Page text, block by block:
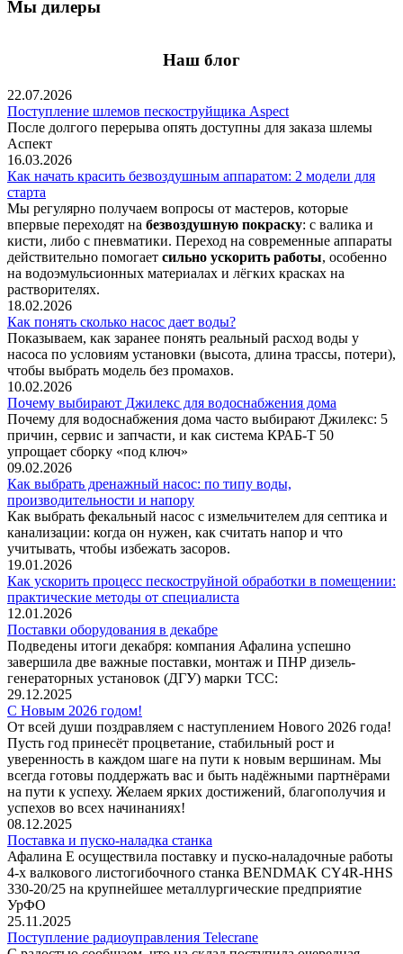
Мы дилеры
Наш блог
22.07.2026
Поступление шлемов пескоструйщика Aspect
После долгого перерыва опять доступны для заказа шлемы
Аспект
16.03.2026
Как начать красить безвоздушным аппаратом: 2 модели для
старта
Мы регулярно получаем вопросы от мастеров, которые
впервые переходят на безвоздушную покраску: с валика и
кисти, либо с пневматики. Переход на современные аппараты
действительно помогает сильно ускорить работы, особенно
на водоэмульсионных материалах и лёгких красках на
растворителях.
18.02.2026
Как понять сколько насос дает воды?
Показываем, как заранее понять реальный расход воды у
насоса по условиям установки (высота, длина трассы, потери),
чтобы выбрать модель без промахов.
10.02.2026
Почему выбирают Джилекс для водоснабжения дома
Почему для водоснабжения дома часто выбирают Джилекс: 5
причин, сервис и запчасти, и как система КРАБ-Т 50
упрощает сборку «под ключ»
09.02.2026
Как выбрать дренажный насос: по типу воды,
производительности и напору
Как выбрать фекальный насос с измельчителем для септика и
канализации: когда он нужен, как считать напор и что
учитывать, чтобы избежать засоров.
19.01.2026
Как ускорить процесс пескоструйной обработки в помещении:
практические методы от специалиста
12.01.2026
Поставки оборудования в декабре
Подведены итоги декабря: компания Афалина успешно
завершила две важные поставки, монтаж и ПНР дизель-
генераторных установок (ДГУ) марки ТСС:
29.12.2025
С Новым 2026 годом!
От всей души поздравляем с наступлением Нового 2026 года!
Пусть год принесёт процветание, стабильный рост и
уверенность в каждом шаге на пути к новым вершинам. Мы
всегда готовы поддержать вас и быть надёжными партнёрами
на пути к успеху. Желаем ярких достижений, благополучия и
успехов во всех начинаниях!
08.12.2025
Поставка и пуско-наладка станка
Афалина Е осуществила поставку и пуско-наладочные работы
4-х валкового листогибочного станка BENDMAK CY4R-HHS
330-20/25 на крупнейшее металлургические предприятие
УрФО
25.11.2025
Поступление радиоуправления Telecrane